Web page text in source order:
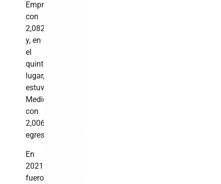
Empresas
con
2,082
y, en
el
quinto
lugar,
estuvo
Medicina,
con
2,006
egresados.
En
2021
fueron